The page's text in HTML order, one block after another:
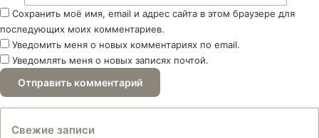
Сохранить моё имя, email и адрес сайта в этом браузере для
последующих моих комментариев.
Уведомить меня о новых комментариях по email.
Уведомлять меня о новых записях почтой.
Свежие записи